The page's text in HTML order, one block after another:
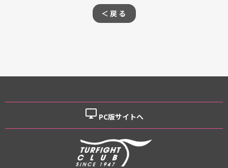
＜戻る
desktop_windows PC版サイトへ